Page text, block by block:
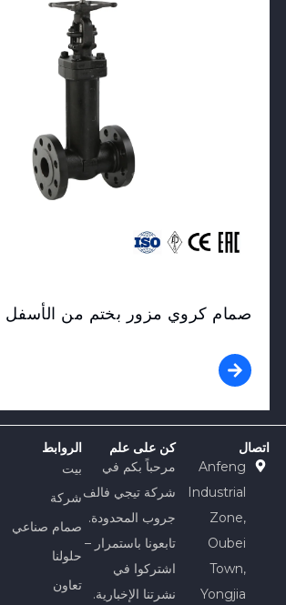
صمام كروي مزور بختم من الأسفل
اتصال
Anfeng
Industrial
Zone,
Oubei
Town,
Yongjia
كن على علم
مرحباً بكم في
شركة تيجي فالف
جروب المحدودة.
تابعونا باستمرار –
اشتركوا في
نشرتنا الإخبارية.
الروابط
بيت
شركة
صمام صناعي
حلولنا
تعاون